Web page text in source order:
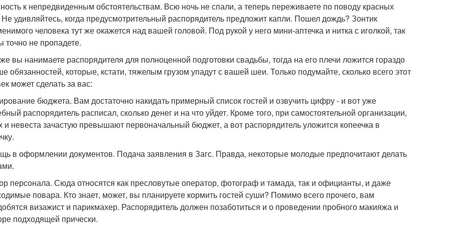
к непредвиденным обстоятельствам. Всю ночь не спали, а теперь переживаете по поводу красных
Не удивляйтесь, когда предусмотрительный распорядитель предложит капли. Пошел дождь? Зонтик
человека тут же окажется над вашей головой. Под рукой у него мини-аптечка и нитка с иголкой, так
точно не пропадете.
вы нанимаете распорядителя для полноценной подготовки свадьбы, тогда на его плечи ложится гораздо
обязанностей, которые, кстати, тяжелым грузом упадут с вашей шеи. Только подумайте, сколько всего этот
может сделать за вас:
бюджета. Вам достаточно накидать примерный список гостей и озвучить цифру - и вот уже
распорядитель расписал, сколько денег и на что уйдет. Кроме того, при самостоятельной организации,
и невеста зачастую превышают первоначальный бюджет, а вот распорядитель уложится копеечка в
в оформлении документов. Подача заявления в Загс. Правда, некоторые молодые предпочитают делать
персонала. Сюда относятся как пресловутые оператор, фотограф и тамада, так и официанты, и даже
повара. Кто знает, может, вы планируете кормить гостей суши? Помимо всего прочего, вам
визажист и парикмахер. Распорядитель должен позаботиться и о проведении пробного макияжа и
подходящей прически.